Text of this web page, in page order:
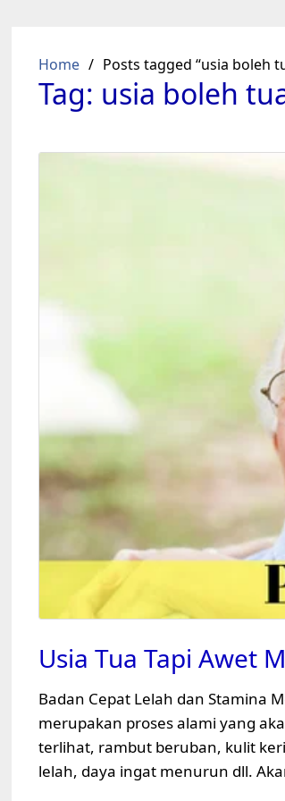
Home Posts tagged “usia boleh
Tag: usia boleh
Usia Tua Tapi Awet
Badan Cepat Lelah dan Stamina
merupakan proses alami yang
terlihat, rambut beruban, kulit
lelah, daya ingat menurun dll.